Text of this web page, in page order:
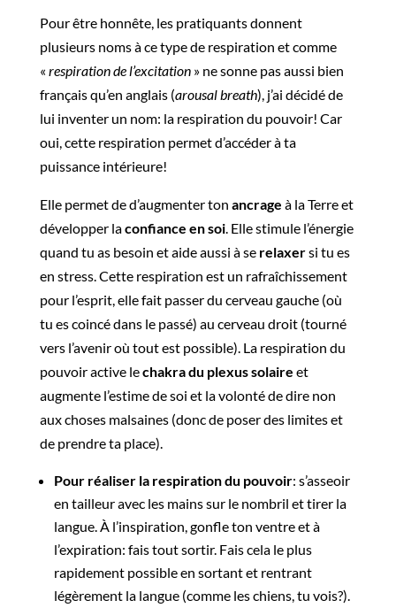
Pour être honnête, les pratiquants donnent
plusieurs noms à ce type de respiration et comme
« respiration de l’excitation» ne sonne pas aussi bien
français qu’en anglais (arousal breath), j’ai décidé de
lui inventer un nom: la respiration du pouvoir! Car
oui, cette respiration permet d’accéder à ta
puissance intérieure!
Elle permet de d’augmenter ton ancrage à la Terre et
développer laconfiance en soi. Elle stimule l’énergie
quand tu as besoin et aide aussi à se relaxersi tu es
en stress. Cette respiration est un rafraîchissement
pour l’esprit, elle fait passer du cerveau gauche (où
tu es coincé dans le passé) au cerveau droit (tourné
vers l’avenir où tout est possible). La respiration du
pouvoir active lechakra du plexus solaire et
augmente l’estime de soi et la volonté de dire non
aux choses malsaines (donc de poser des limites et
de prendre ta place).
Pour réaliser la respiration du pouvoir: s’asseoir
en tailleur avec les mains sur le nombril et tirer la
langue. À l’inspiration, gonfle ton ventre et à
l’expiration: fais tout sortir. Fais cela le plus
rapidement possible en sortant et rentrant
légèrement la langue (comme les chiens, tu vois?).